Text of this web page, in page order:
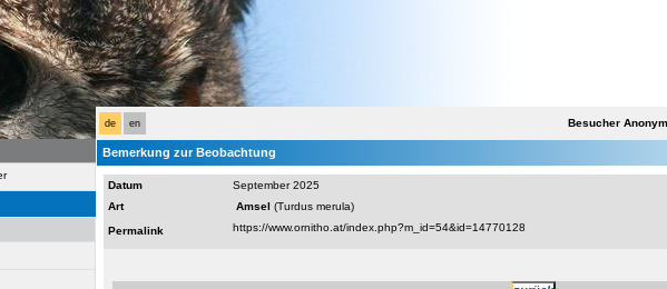
de en Besucher Anonym
Bemerkung zur Beobachtung
Datum
September 2025
Art
Amsel (Turdus merula)
Permalink